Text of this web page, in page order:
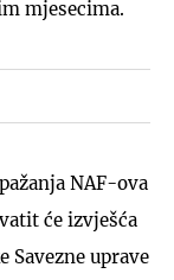
mjesecima.
NAF-ova
će izvješća
Savezne uprave